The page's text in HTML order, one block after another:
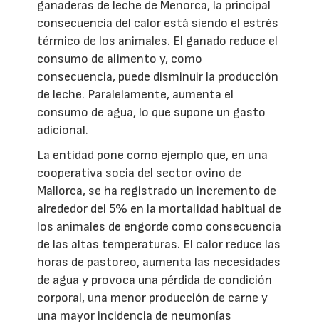
ganaderas de leche de Menorca, la principal
consecuencia del calor está siendo el estrés
térmico de los animales. El ganado reduce el
consumo de alimento y, como
consecuencia, puede disminuir la producción
de leche. Paralelamente, aumenta el
consumo de agua, lo que supone un gasto
adicional.
La entidad pone como ejemplo que, en una
cooperativa socia del sector ovino de
Mallorca, se ha registrado un incremento de
alrededor del 5% en la mortalidad habitual de
los animales de engorde como consecuencia
de las altas temperaturas. El calor reduce las
horas de pastoreo, aumenta las necesidades
de agua y provoca una pérdida de condición
corporal, una menor producción de carne y
una mayor incidencia de neumonías